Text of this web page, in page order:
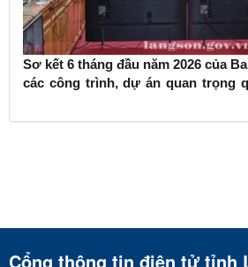
Sơ kết 6 tháng đầu năm 2026 của
các công trình, dự án quan trọng
Cổng thông tin điện tử tỉnh